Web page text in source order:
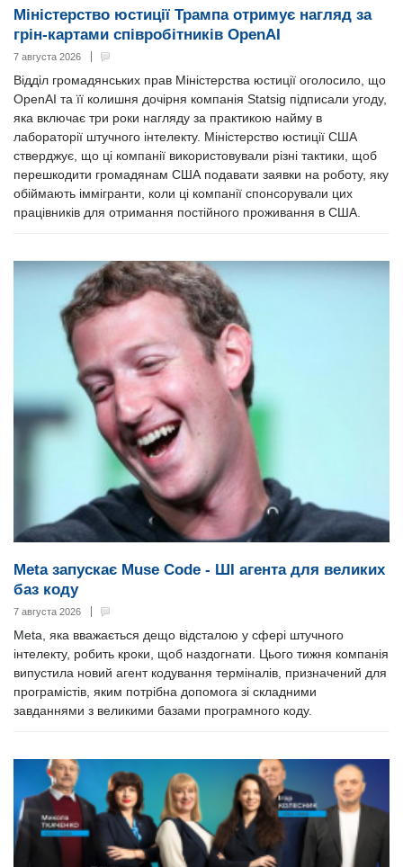
Міністерство юстиції Трампа отримує нагляд за
грін-картами співробітників OpenAI
7 августа 2026
Відділ громадянських прав Міністерства юстиції оголосило, що
OpenAI та її колишня дочірня компанія Statsig підписали угоду,
яка включає три роки нагляду за практикою найму в
лабораторії штучного інтелекту. Міністерство юстиції США
стверджує, що ці компанії використовували різні тактики, щоб
перешкодити громадянам США подавати заявки на роботу, яку
обіймають іммігранти, коли ці компанії спонсорували цих
працівників для отримання постійного проживання в США.
Meta запускає Muse Code - ШІ агента для великих
баз коду
7 августа 2026
Meta, яка вважається дещо відсталою у сфері штучного
інтелекту, робить кроки, щоб наздогнати. Цього тижня компанія
випустила новий агент кодування терміналів, призначений для
програмістів, яким потрібна допомога зі складними
завданнями з великими базами програмного коду.